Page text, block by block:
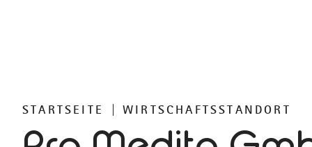
STARTSEITE WIRTSCHAFTSSTANDORT